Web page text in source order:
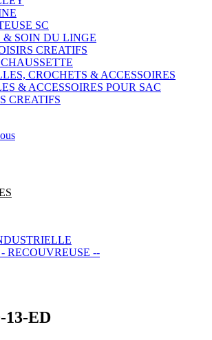
SC
& SOIN DU LINGE
CREATIFS
CROCHETS & ACCESSOIRES
& ACCESSOIRES POUR SAC
CREATIFS
RECOUVREUSE --
13-ED